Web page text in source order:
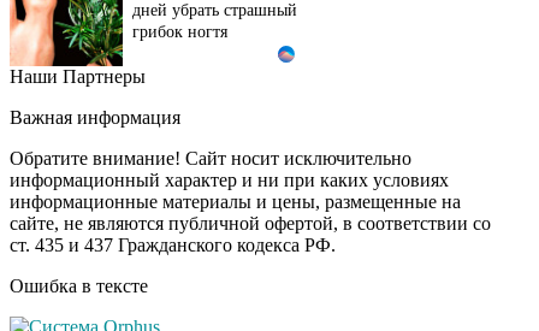
дней убрать страшный
грибок ногтя
Этот танец невесты
Пересмотрела 10 раз
i
Ролик длится пару
секунд, но вы будете в
шоке от увиденного
Наши Партнеры
Важная информация
Обратите внимание! Сайт носит исключительно
информационный характер и ни при каких условиях
информационные материалы и цены, размещенные на
сайте, не являются публичной офертой, в соответствии со
ст. 435 и 437 Гражданского кодекса РФ.
Ошибка в тексте